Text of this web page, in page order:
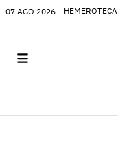
07 AGO 2026 HEMEROTECA